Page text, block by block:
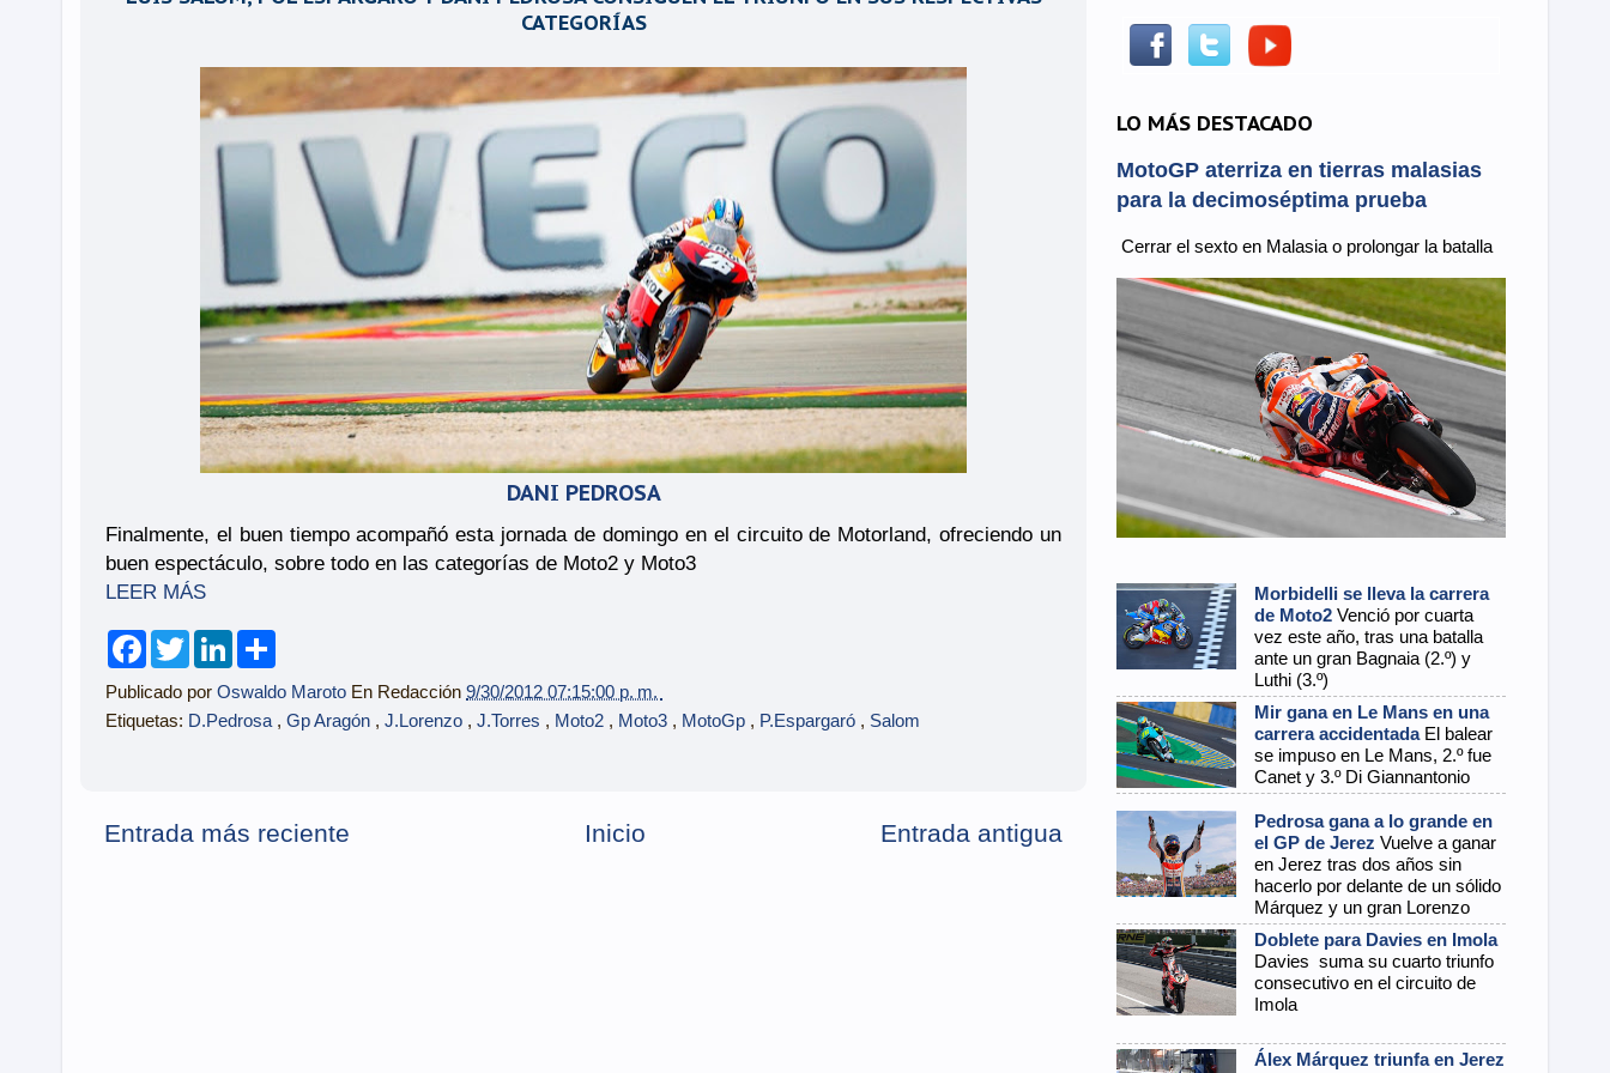
CATEGORÍAS
DANI PEDROSA
Finalmente, el buen tiempo acompañó esta jornada de domingo en el circuito de Motorland, ofreciendo un
buen espectáculo, sobre todo en las categorías de Moto2 y Moto3
LEER MÁS
F
e
b
T
w
t
t
L
k
e
r
Publicado por Oswaldo Maroto En Redacción 9/30/2012 07:15:00 p. m.
Etiquetas: D.Pedrosa , Gp Aragón , J.Lorenzo , J.Torres , Moto2 , Moto3 , MotoGp , P.Espargaró , Salom
Entrada más reciente Entrada antigua
Inicio
LO MÁS DESTACADO
MotoGP aterriza en tierras malasias
para la decimoséptima prueba
Cerrar el sexto en Malasia o prolongar la batalla
Morbidelli se lleva la carrera
de Moto2 Venció por cuarta
vez este año, tras una batalla
ante un gran Bagnaia (2.º) y
Luthi (3.º)
Mir gana en Le Mans en una
carrera accidentada El balear
se impuso en Le Mans, 2.º fue
Canet y 3.º Di Giannantonio
Pedrosa gana a lo grande en
el GP de Jerez Vuelve a ganar
en Jerez tras dos años sin
hacerlo por delante de un sólido
Márquez y un gran Lorenzo
Doblete para Davies en Imola
Davies suma su cuarto triunfo
consecutivo en el circuito de
Imola
Álex Márquez triunfa en Jerez